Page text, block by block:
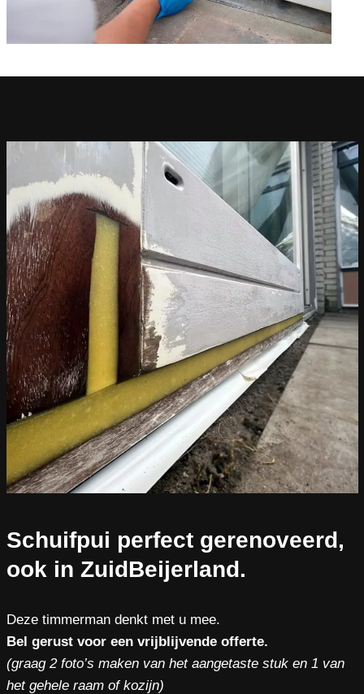
Schuifpui perfect gerenoveerd,
ook in ZuidBeijerland.
Deze timmerman denkt met u mee.
Bel gerust voor een vrijblijvende offerte.
(graag 2 foto’s maken van het aangetaste stuk en 1 van
het gehele raam of kozijn)